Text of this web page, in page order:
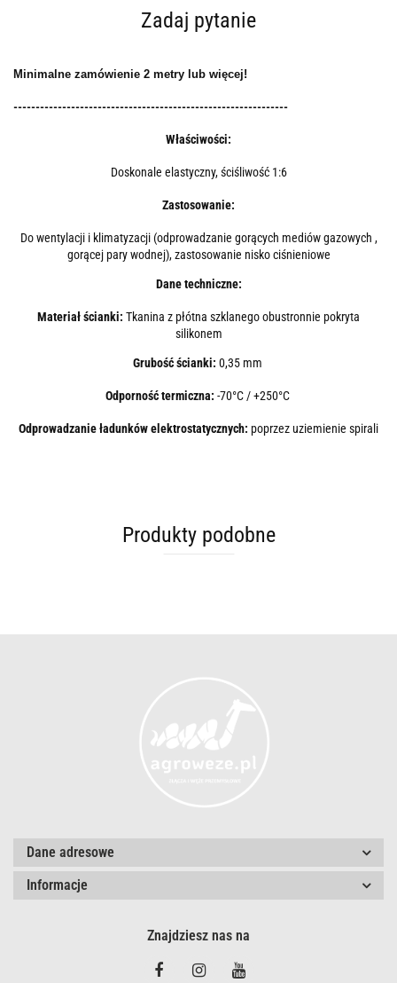
Zadaj pytanie
Minimalne zamówienie 2 metry lub więcej!
--------------------------------------------------------------
Właściwości:
Doskonale elastyczny, ściśliwość 1:6
Zastosowanie:
Do wentylacji i klimatyzacji (odprowadzanie gorących mediów gazowych ,
gorącej pary wodnej), zastosowanie nisko ciśnieniowe
Dane techniczne:
Materiał ścianki: Tkanina z płótna szklanego obustronnie pokryta
silikonem
Grubość ścianki: 0,35 mm
Odporność termiczna: -70°C / +250°C
Odprowadzanie ładunków elektrostatycznych: poprzez uziemienie spirali
Produkty podobne
Dane adresowe
Informacje
Znajdziesz nas na